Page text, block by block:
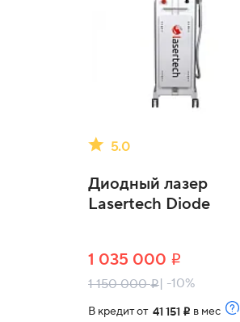
5.0
Диодный лазер
Lasertech Diode
1 035 000 i
1 150 000i| -10%
В кредит от 41 151 i в мес